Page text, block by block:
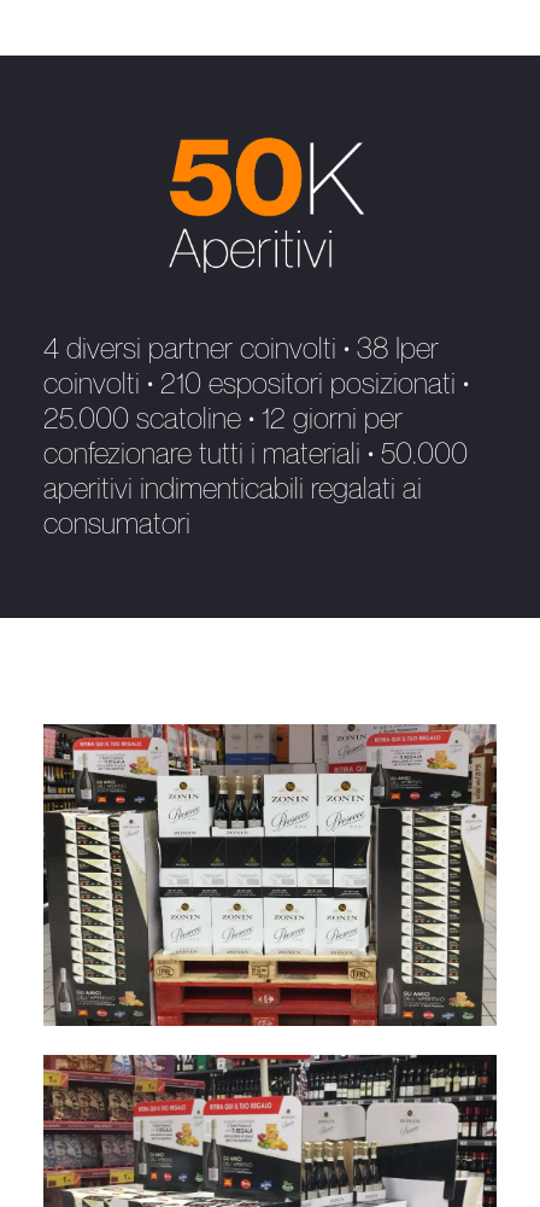
4 diversi partner coinvolti • 38 Iper
coinvolti • 210 espositori posizionati •
25.000 scatoline • 12 giorni per
confezionare tutti i materiali • 50.000
aperitivi indimenticabili regalati ai
consumatori